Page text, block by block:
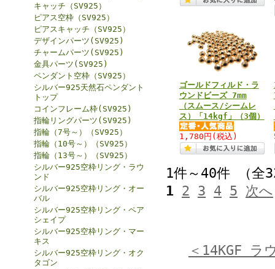
キャッチ（SV925）
ピアス空枠（SV925）
ピアスキャッチ（SV925）
デザインパーツ(SV925)
チャームパーツ(SV925)
金具パーツ(SV925)
ペンダント空枠（SV925）
シルバー925天然石ペンダント
トップ
コインフレーム枠(SV925)
指輪リングパーツ(SV925)
指輪（7号～）（SV925）
指輪（10号～）（SV925）
指輪（13号～）（SV925）
シルバー925空枠リング・ラウ
ンド
シルバー925空枠リング・オー
バル
シルバー925空枠リング・ペア
シェイプ
シルバー925空枠リング・マー
キス
シルバー925空枠リング・オク
タゴン
ゴールドフィルド・ラ
ウンドビーズ 7mm
（スムース/シームレ
ス）「14kgf」（3個）
1,780円 (税込)
1件～40件 （
1 2 3 4 5 次へ
＜14KGF ラ